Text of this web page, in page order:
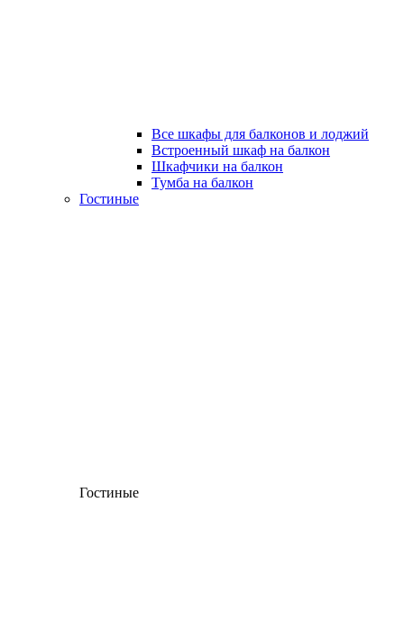
Все шкафы для балконов и лоджий
Встроенный шкаф на балкон
Шкафчики на балкон
Тумба на балкон
Гостиные
Гостиные